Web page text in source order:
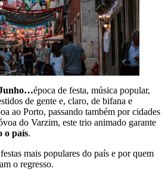
Junho…época de festa, música popular,
de gente e, claro, de bifana e
ao Porto, passando também por cidades
do Varzim, este trio animado garante
o país.
mais populares do país e por quem
o regresso.